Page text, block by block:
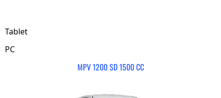
Tablet
PC
MPV 1200 SD 1500 CC